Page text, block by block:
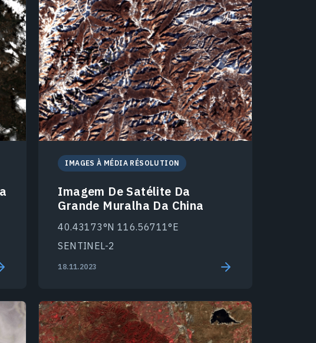
IMAGES À MÉDIA RÉSOLUTION
Imagem De Satélite Da
Grande Muralha Da China
40.43173°N 116.56711°E
SENTINEL-2
18.11.2023